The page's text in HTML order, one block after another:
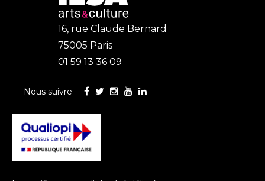
16, rue Claude Bernard
75005 Paris
01 59 13 36 09
Nous suivre